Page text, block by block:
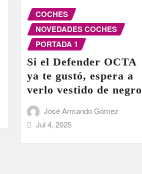
COCHES
NOVEDADES COCHES
PORTADA 1
Si el Defender OCTA
ya te gustó, espera a
verlo vestido de negro
José Armando Gómez
Jul 4, 2025